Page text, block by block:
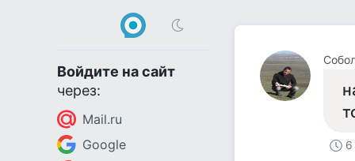
Войдите на сайт
через:
Mail.ru
Google
6